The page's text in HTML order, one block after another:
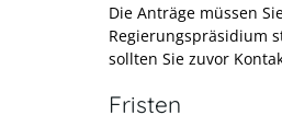
Die Anträge müssen
Regierungspräsidium
sollten Sie zuvor
Fristen